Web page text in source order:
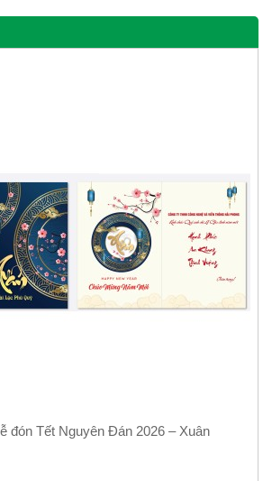
đón Tết Nguyên Đán 2026 – Xuân